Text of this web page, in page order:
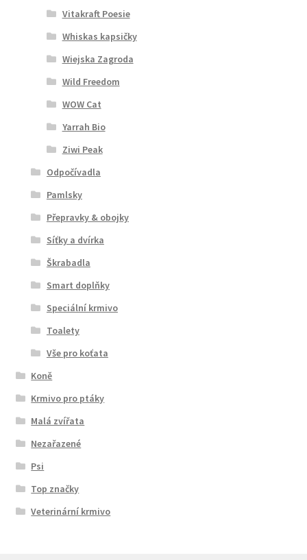
Vitakraft Poesie
Whiskas kapsičky
Wiejska Zagroda
Wild Freedom
WOW Cat
Yarrah Bio
Ziwi Peak
Odpočívadla
Pamlsky
Přepravky & obojky
Síťky a dvírka
Škrabadla
Smart doplňky
Speciální krmivo
Toalety
Vše pro koťata
Koně
Krmivo pro ptáky
Malá zvířata
Nezařazené
Psi
Top značky
Veterinární krmivo